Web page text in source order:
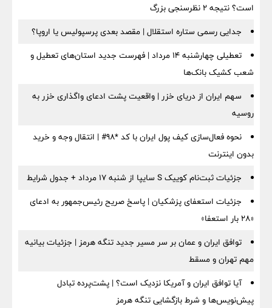
است؟ نتیجه ۲ نظرسنجی بزرگ
جدایی رسمی ستاره استقلال | مقصد بعدی پرسپولیس یا اروپا؟
تعطیلی چهارشنبه ۱۴ مرداد | فهرست جدید استان‌های تعطیل و
شعب کشیک بانک‌ها
سهم ایران از دریای خزر | واقعیت پشت ادعای واگذاری خزر به
روسیه
نحوه فعال‌سازی کیف پول ایران با کد *98# | انتقال وجه و خرید
بدون اینترنت
جزئیات ثبت‌نام کوییک S سایپا از شنبه ۱۷ مرداد + جدول شرایط
جزئیات استعفای پزشکیان | پاسخ صریح رئیس‌جمهور به ادعای
«۲۸ بار استعفا»
توافق ایران و عمان بر سر مسیر جدید تنگه هرمز | جزئیات بیانیه
مهم تهران و مسقط
آیا توافق ایران و آمریکا نزدیک است؟ | پشت‌پرده تبادل
پیش‌نویس‌ها و شرط بازگشایی تنگه هرمز